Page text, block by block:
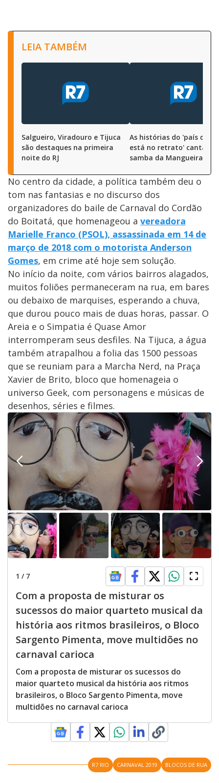
LEIA TAMBÉM
Salgueiro, Viradouro e Tijuca
são destaques na primeira
noite do RJ
As histórias do 'país que
está no retrato'
samba da Mangueira
No centro da cidade, a política também deu o
tom nas fantasias e no discurso dos
organizadores do baile de Carnaval do Cordão
do Boitatá, que homenageou a vereadora
Marielle Franco (PSOL), assassinada em 14 de
março de 2018 com o motorista Anderson
Gomes, em crime até hoje sem solução.
No início da noite, com vários bairros alagados,
muitos foliões permaneceram na rua, em bares
ou debaixo de marquises, esperando a chuva,
que durou pouco mais de duas horas, passar. O
Areia e o Simpatia é Quase Amor
interromperam seus desfiles. Na Tijuca, a água
também atrapalhou a folia das 1500 pessoas
que se reuniam para a Marcha Nerd, na Praça
Xavier de Brito, bloco que homenageia o
universo Geek, com personagens e músicas de
desenhos, séries e filmes.
1 / 7
Com a proposta de misturar os
sucessos do maior quarteto musical da
história aos ritmos brasileiros, o Bloco
Sargento Pimenta, move multidões no
carnaval carioca
Com a proposta de misturar os sucessos do
maior quarteto musical da história aos ritmos
brasileiros, o Bloco Sargento Pimenta, move
multidões no carnaval carioca
R7 RIO CARNAVAL 2019 BLOCOS DE RUA